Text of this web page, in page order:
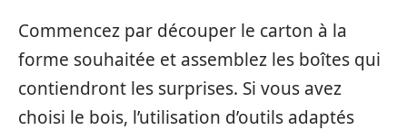
Commencez par découper le carton à la
forme souhaitée et assemblez les boîtes qui
contiendront les surprises. Si vous avez
choisi le bois, l’utilisation d’outils adaptés